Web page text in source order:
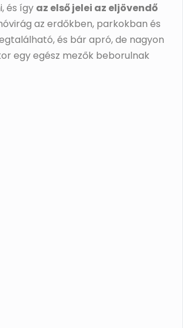
és így az első jelei az eljövendő
az erdőkben, parkokban és
és bár apró, de nagyon
egy egész mezők beborulnak